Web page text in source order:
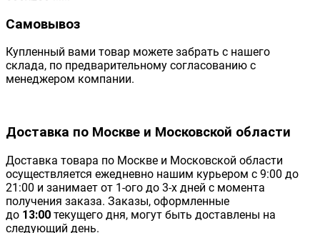
Самовывоз
Купленный вами товар можете забрать с нашего
склада, по предварительному согласованию с
менеджером компании.
Доставка по Москве и Московской области
Доставка товара по Москве и Московской области
осуществляется ежедневно нашим курьером с 9:00 до
21:00 и занимает от 1-ого до 3-х дней с момента
получения заказа. Заказы, оформленные
до 13:00 текущего дня, могут быть доставлены на
следующий день.